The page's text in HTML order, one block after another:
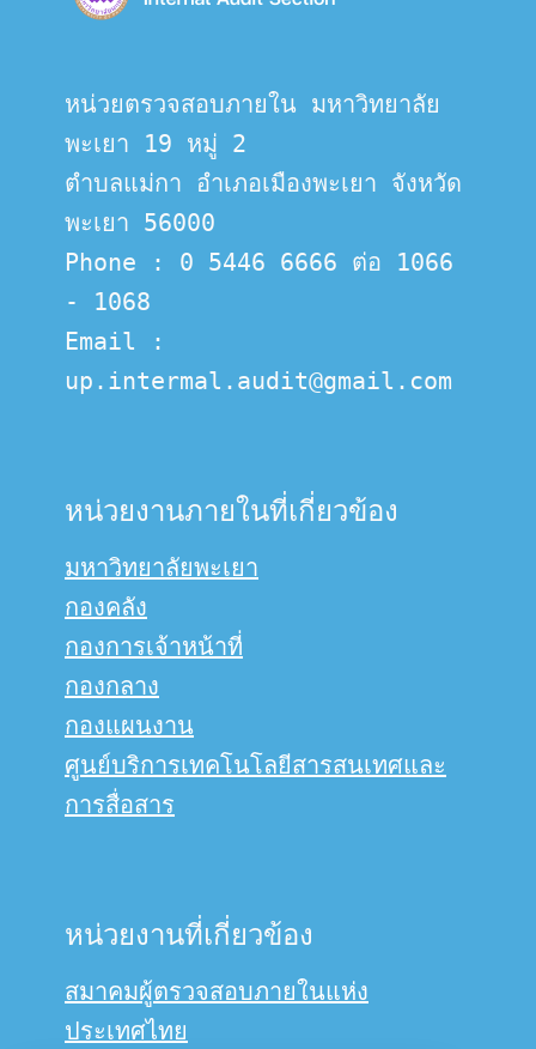
หน่วยตรวจสอบภายใน มหาวิทยาลัย
พะเยา 19 หมู่ 2
ตำบลแม่กา อำเภอเมืองพะเยา จังหวัด
พะเยา 56000
Phone : 0 5446 6666 ต่อ 1066
- 1068
Email :
up.intermal.audit@gmail.com
หน่วยงานภายในที่เกี่ยวข้อง
มหาวิทยาลัยพะเยา
กองคลัง
กองการเจ้าหน้าที่
กองกลาง
กองแผนงาน
ศูนย์บริการเทคโนโลยีสารสนเทศและ
การสื่อสาร
หน่วยงานที่เกี่ยวข้อง
สมาคมผู้ตรวจสอบภายในแห่ง
ประเทศไทย